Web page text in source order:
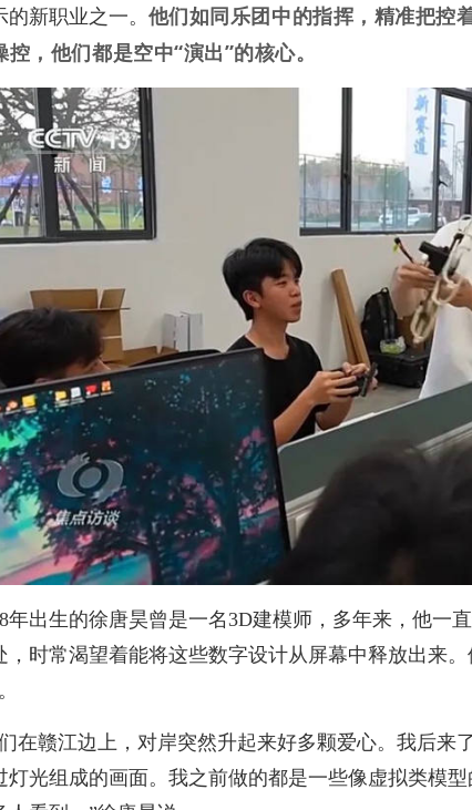
的新职业之一。 他们如同乐团中的指挥，精准把控
控，他们都是空中“演出”的核心。
年出生的徐唐昊曾是一名3D建模师，多年来，他一
，时常渴望着能将这些数字设计从屏幕中释放出来
在赣江边上，对岸突然升起来好多颗爱心。我后来
灯光组成的画面。我之前做的都是一些像虚拟类模